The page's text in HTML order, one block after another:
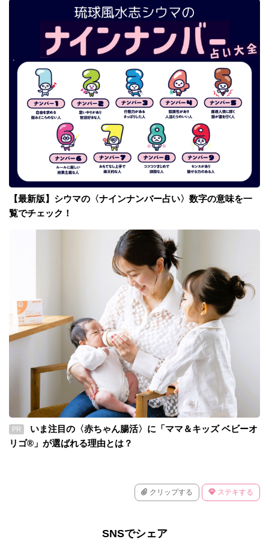
【最新版】シウマの〈ナインナンバー占い〉数字の意味を一
覧でチェック！
PR
いま注目の〈赤ちゃん腸活〉に「ママ＆キッズ ベビーオ
リゴ®」が選ばれる理由とは？
クリップする ステキする
SNSでシェア